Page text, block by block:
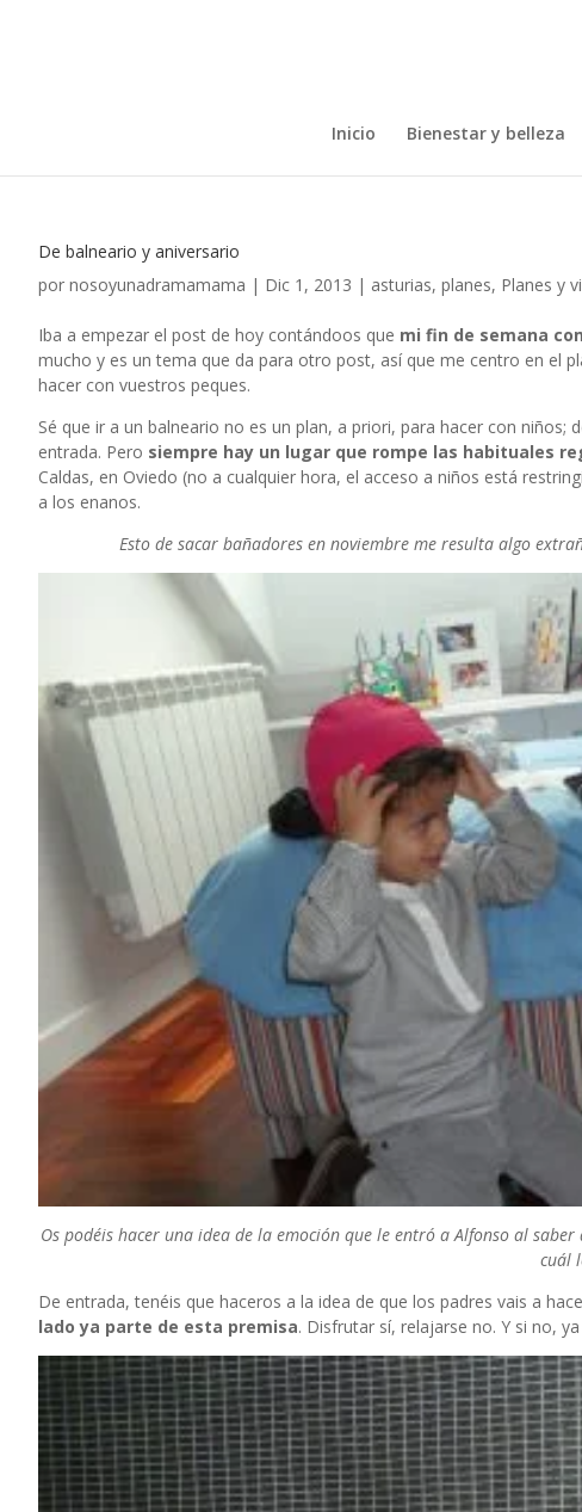
Inicio Bienestar y belleza
De balneario y aniversario
por nosoyunadramamama | Dic 1, 2013 | asturias, planes, Planes y
Iba a empezar el post de hoy contándoos que mi fin de semana
mucho y es un tema que da para otro post, así que me centro en el
hacer con vuestros peques.
Sé que ir a un balneario no es un plan, a priori, para hacer con
entrada. Pero siempre hay un lugar que rompe las habituales
Caldas, en Oviedo (no a cualquier hora, el acceso a niños está
a los enanos.
Esto de sacar bañadores en noviembre me resulta algo
Os podéis hacer una idea de la emoción que le entró a Alfonso al
cuál
De entrada, tenéis que haceros a la idea de que los padres vais a
lado ya parte de esta premisa. Disfrutar sí, relajarse no. Y si no,